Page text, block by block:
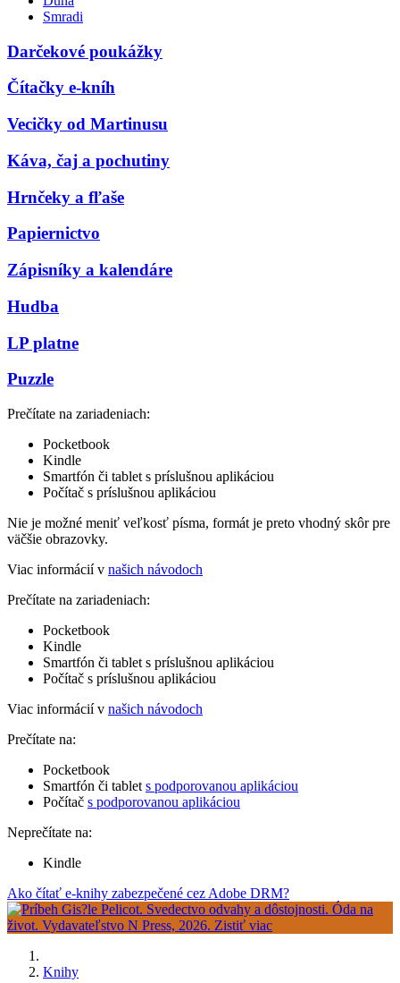
Smradi
Darčekové poukážky
Čítačky e-kníh
Vecičky od Martinusu
Káva, čaj a pochutiny
Hrnčeky a fľaše
Papiernictvo
Zápisníky a kalendáre
Hudba
LP platne
Puzzle
Prečítate na zariadeniach:
Pocketbook
Kindle
Smartfón či tablet s príslušnou aplikáciou
Počítač s príslušnou aplikáciou
Nie je možné meniť veľkosť písma, formát je preto vhodný skôr pre
väčšie obrazovky.
Viac informácií v našich návodoch
Prečítate na zariadeniach:
Pocketbook
Kindle
Smartfón či tablet s príslušnou aplikáciou
Počítač s príslušnou aplikáciou
Viac informácií v našich návodoch
Prečítate na:
Pocketbook
Smartfón či tablet s podporovanou aplikáciou
Počítač s podporovanou aplikáciou
Neprečítate na:
Kindle
Ako čítať e-knihy zabezpečené cez Adobe DRM?
Knihy